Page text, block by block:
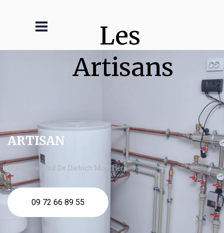
Les
Artisans
ARTISAN
chaudière fioul De Dietrich Montlhéry
09 72 66 89 55